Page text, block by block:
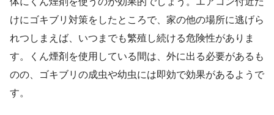
けにゴキブリ対策をしたところで、家の他の場所に逃げら
れつしまえば、いつまでも繁殖し続ける危険性がありま
す。くん煙剤を使用している間は、外に出る必要があるも
のの、ゴキブリの成虫や幼虫には即効で効果があるようで
す。